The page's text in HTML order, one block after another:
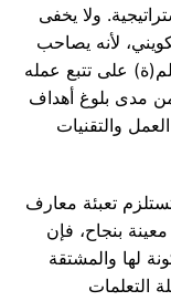
ولا يخفى
لأنه يصاحب
على تتبع عمله
مدى بلوغ أهداف
والتقنيات
تعبئة معارف
بنجاح، فإن
لها والمشتقة
التعلمات